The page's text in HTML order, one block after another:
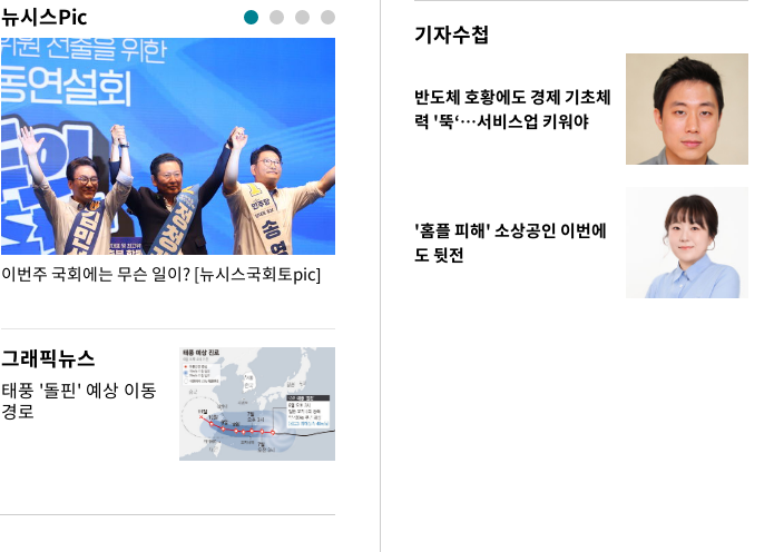
뉴시스Pic
이번주 국회에는 무슨 일이? [뉴시스국회토pic] 사진으로 보는
그래픽뉴스
태풍 '돌핀' 예상 이동
경로
기자수첩
반도체 호황에도 경제 기초체
력 '뚝‘…서비스업 키워야
'홈플 피해' 소상공인 이번에
도 뒷전